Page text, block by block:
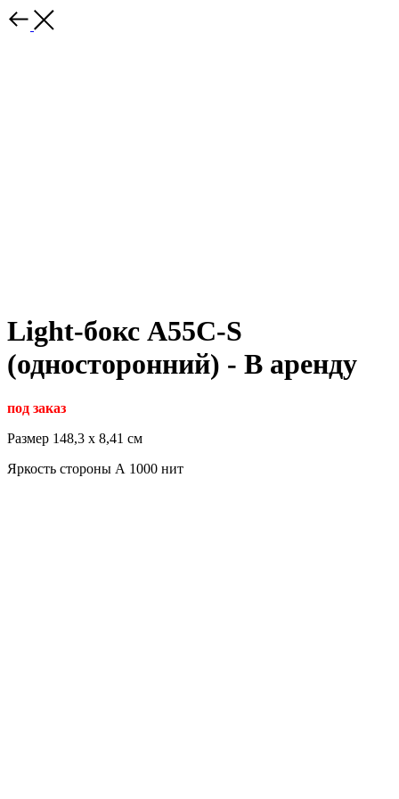
Light-бокс A55C-S
(односторонний) - В аренду
под заказ
Размер 148,3 x 8,41 см
Яркость стороны А 1000 нит